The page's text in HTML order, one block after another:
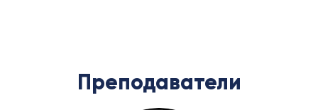
Преподаватели